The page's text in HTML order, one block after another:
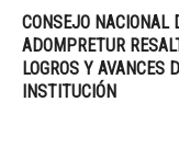
CONSEJO NACIONAL
ADOMPRETUR
LOGROS Y AVANCES
INSTITUCIÓN